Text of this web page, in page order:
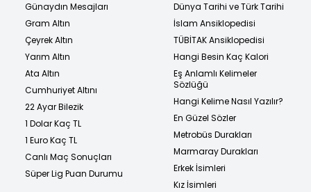
Günaydın Mesajları
Gram Altın
Çeyrek Altın
Yarım Altın
Ata Altın
Cumhuriyet Altını
22 Ayar Bilezik
1 Dolar Kaç TL
1 Euro Kaç TL
Canlı Maç Sonuçları
Süper Lig Puan Durumu
Dünya Tarihi ve Türk Tarihi
İslam Ansiklopedisi
TÜBİTAK Ansiklopedisi
Hangi Besin Kaç Kalori
Eş Anlamlı Kelimeler
Sözlüğü
Hangi Kelime Nasıl Yazılır?
En Güzel Sözler
Metrobüs Durakları
Marmaray Durakları
Erkek İsimleri
Kız İsimleri